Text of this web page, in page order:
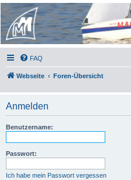
Micro Magic Forum
Deutschland
FAQ
Webseite Foren-Übersicht
Anmelden
Benutzername:
Passwort:
Ich habe mein Passwort vergessen